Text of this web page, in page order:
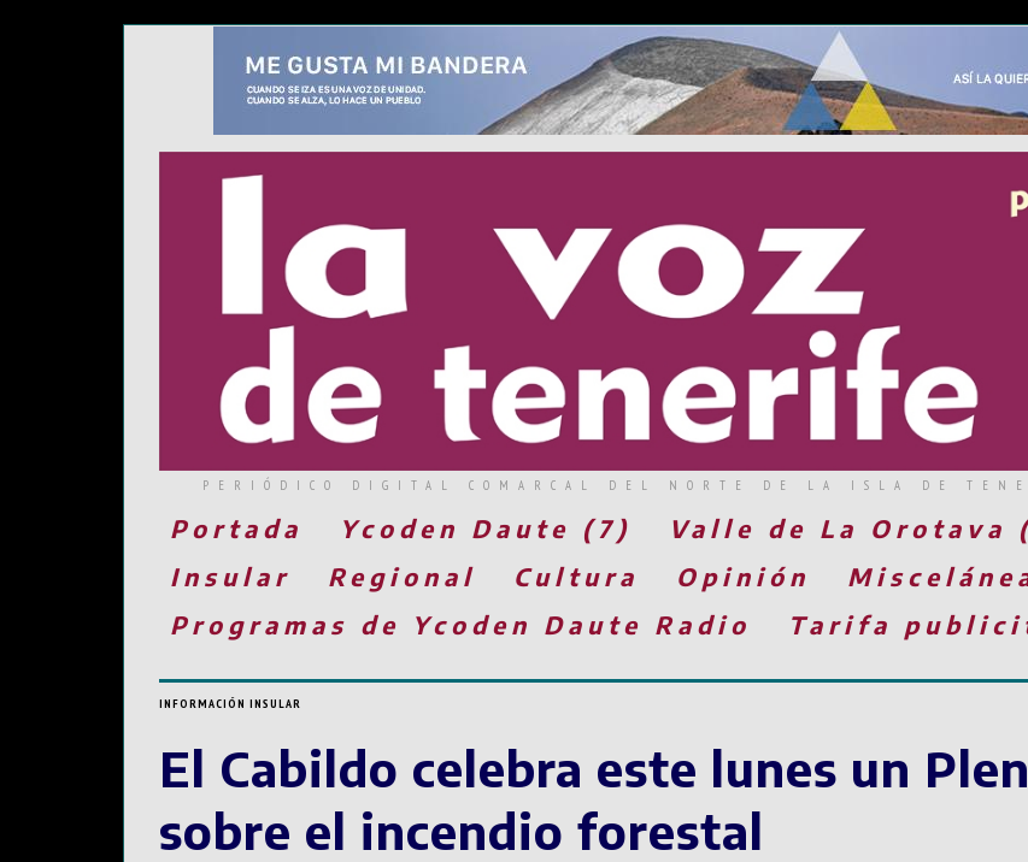
PERIÓDICO DIGITAL COMARCAL DEL NORTE DE LA ISLA DE
Portada Ycoden Daute (7) Valle de La Orotava
Insular
Regional Cultura Opinión
Programas de Ycoden Daute Radio
Tarifa
INFORMACIÓN INSULAR
El Cabildo celebra este lunes un
sobre el incendio forestal